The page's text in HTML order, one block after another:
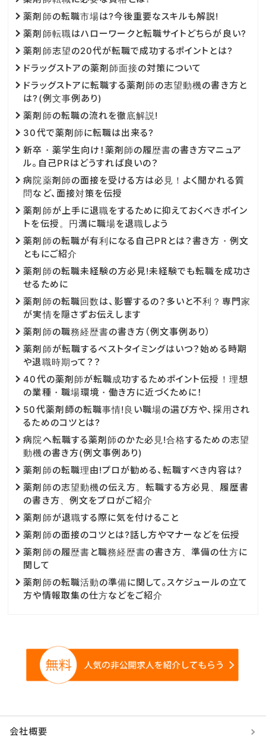
薬剤師の転職市場は?今後重要なスキルも解説!
薬剤師転職はハローワークと転職サイトどちらが良い?
薬剤師志望の20代が転職で成功するポイントとは?
ドラッグストアの薬剤師面接の対策について
ドラッグストアに転職する薬剤師の志望動機の書き方と
は?(例文事例あり)
薬剤師の転職の流れを徹底解説!
30代で薬剤師に転職は出来る?
新卒・薬学生向け！薬剤師の履歴書の書き方マニュア
ル。自己PRはどうすれば良いの？
病院薬剤師の面接を受ける方は必見！よく聞かれる質
問など、面接対策を伝授
薬剤師が上手に退職をするために抑えておくべきポイン
トを伝授。円満に職場を退職しよう
薬剤師の転職が有利になる自己PRとは？書き方・例文
ともにご紹介
薬剤師の転職未経験の方必見!未経験でも転職を成功さ
せるために
薬剤師の転職回数は、影響するの？多いと不利？専門家
が実情を隠さずお伝えします
薬剤師の職務経歴書の書き方（例文事例あり）
薬剤師が転職するベストタイミングはいつ？始める時期
や退職時期って？？
40代の薬剤師が転職成功するためポイント伝授！理想
の業種・職場環境・働き方に近づくために！
50代薬剤師の転職事情!良い職場の選び方や、採用され
るためのコツとは?
病院へ転職する薬剤師のかた必見!合格するための志望
動機の書き方(例文事例あり)
薬剤師の転職理由!プロが勧める、転職すべき内容は?
薬剤師の志望動機の伝え方。転職する方必見、履歴書
の書き方、例文をプロがご紹介
薬剤師が退職する際に気を付けること
薬剤師の面接のコツとは?話し方やマナーなどを伝授
薬剤師の履歴書と職務経歴書の書き方、準備の仕方に
関して
薬剤師の転職活動の準備に関して。スケジュールの立て
方や情報取集の仕方などをご紹介
会社概要